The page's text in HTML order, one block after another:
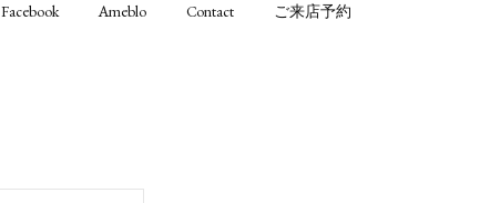
Facebook Ameblo Contact ご来店予約